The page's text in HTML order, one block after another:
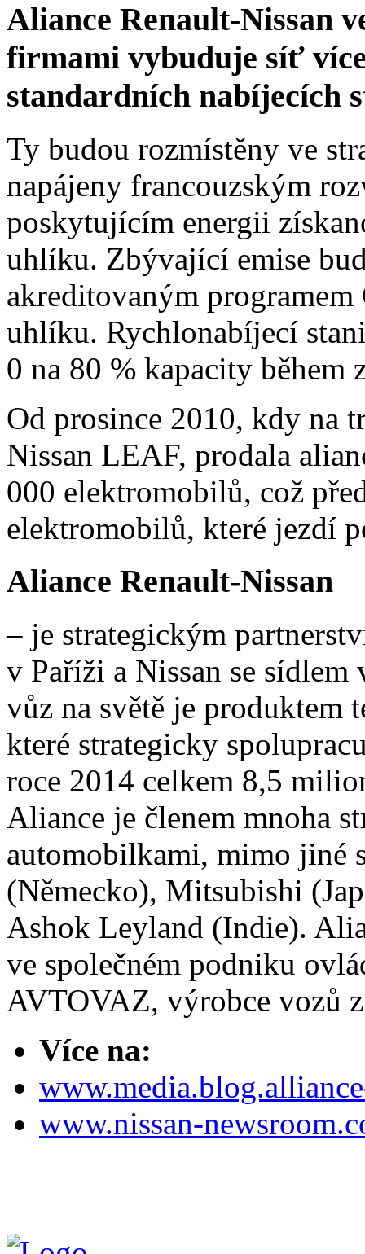
Aliance Renault-Nissan
firmami vybuduje síť
standardních nabíjecích
Ty budou rozmístěny ve
napájeny francouzským
poskytujícím energii
uhlíku. Zbývající emise
akreditovaným
uhlíku. Rychlonabíjecí
0 na 80 % kapacity během
Od prosince 2010, kdy na
Nissan LEAF, prodala
000 elektromobilů, což
elektromobilů, které jezdí
Aliance Renault-Nissan
– je strategickým
v Paříži a Nissan se
vůz na světě je produktem
které strategicky
roce 2014 celkem 8,5
Aliance je členem mnoha
automobilkami, mimo jiné
(Německo), Mitsubishi
Ashok Leyland (Indie).
ve společném podniku
AVTOVAZ, výrobce vozů
Více na:
www.nissan-